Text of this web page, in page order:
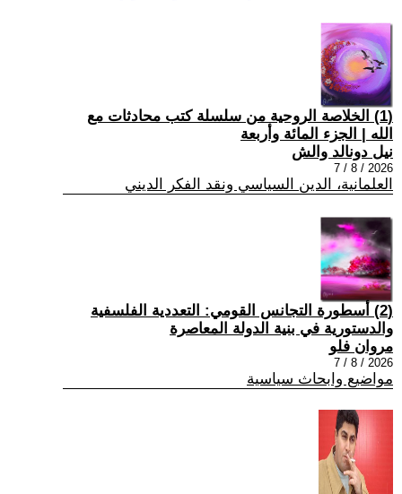
(1) الخلاصة الروحية من سلسلة كتب محادثات مع
الله | الجزء المائة وأربعة
نيل دونالد والش
2026 / 8 / 7
العلمانية، الدين السياسي ونقد الفكر الديني
(2) أسطورة التجانس القومي: التعددية الفلسفية
والدستورية في بنية الدولة المعاصرة
مروان فلو
2026 / 8 / 7
مواضيع وابحاث سياسية